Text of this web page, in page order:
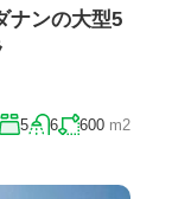
ナンの大型5
5 6 600 m2